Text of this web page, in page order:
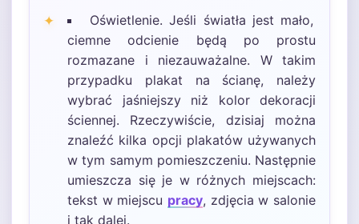
Oświetlenie. Jeśli światła jest mało,
ciemne odcienie będą po prostu
rozmazane i niezauważalne. W takim
przypadku plakat na ścianę, należy
wybrać jaśniejszy niż kolor dekoracji
ściennej. Rzeczywiście, dzisiaj można
znaleźć kilka opcji plakatów używanych
w tym samym pomieszczeniu. Następnie
umieszcza się je w różnych miejscach:
tekst w miejscu pracy, zdjęcia w salonie
i tak dalej.